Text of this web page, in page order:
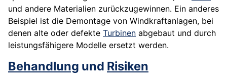
und andere Materialien zurückzugewinnen. Ein anderes
Beispiel ist die Demontage von Windkraftanlagen, bei
denen alte oder defekte Turbinen abgebaut und durch
leistungsfähigere Modelle ersetzt werden.
Behandlung und Risiken